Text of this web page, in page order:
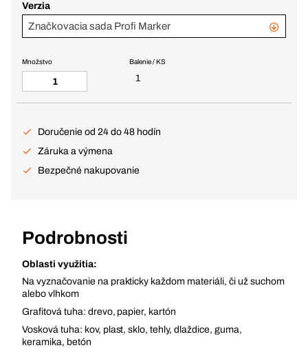
Verzia
Značkovacia sada Profi Marker
Balenie / KS
1
Množstvo
Doručenie od 24 do 48 hodín
Záruka a výmena
Bezpečné nakupovanie
Podrobnosti
Oblasti využitia:
Na vyznačovanie na prakticky každom materiáli, či už suchom
alebo vlhkom
Grafitová tuha: drevo, papier, kartón
Vosková tuha: kov, plast, sklo, tehly, dlaždice, guma,
keramika, betón